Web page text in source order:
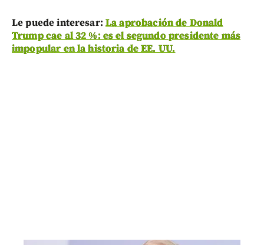
Le puede interesar: La aprobación de Donald
Trump cae al 32 %: es el segundo presidente más
impopular en la historia de EE. UU.